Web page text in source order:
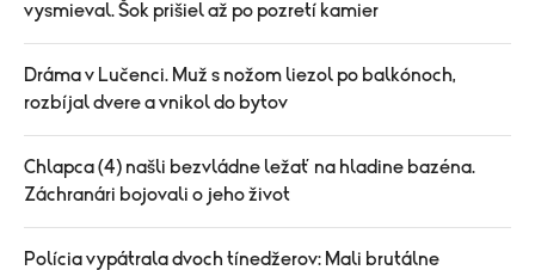
vysmieval. Šok prišiel až po pozretí kamier
Dráma v Lučenci. Muž s nožom liezol po balkónoch,
rozbíjal dvere a vnikol do bytov
Chlapca (4) našli bezvládne ležať na hladine bazéna.
Záchranári bojovali o jeho život
Polícia vypátrala dvoch tínedžerov: Mali brutálne